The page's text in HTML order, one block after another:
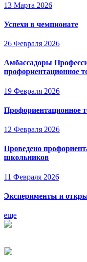
13 Марта 2026
Успехи в чемпионате
26 Февраля 2026
Амбассадоры
профориентационное
19 Февраля 2026
Профориентационное
12 Февраля 2026
Проведено
школьников
11 Февраля 2026
Эксперименты и
еще